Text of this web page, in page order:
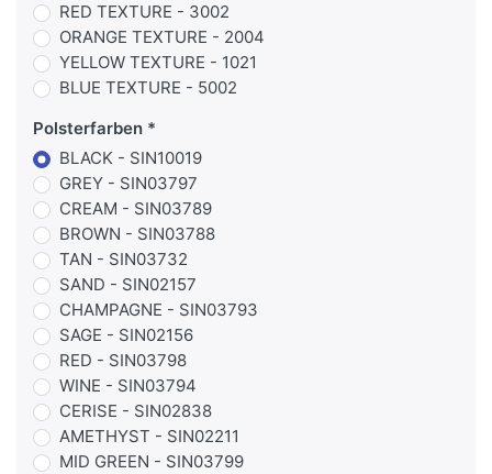
RED TEXTURE - 3002
ORANGE TEXTURE - 2004
YELLOW TEXTURE - 1021
BLUE TEXTURE - 5002
Polsterfarben
BLACK - SIN10019
GREY - SIN03797
CREAM - SIN03789
BROWN - SIN03788
TAN - SIN03732
SAND - SIN02157
CHAMPAGNE - SIN03793
SAGE - SIN02156
RED - SIN03798
WINE - SIN03794
CERISE - SIN02838
AMETHYST - SIN02211
MID GREEN - SIN03799